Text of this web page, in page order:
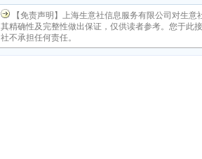
【免责声明】上海生意社信息服务有限公司对生
其精确性及完整性做出保证，仅供读者参考。您于此
社不承担任何责任。